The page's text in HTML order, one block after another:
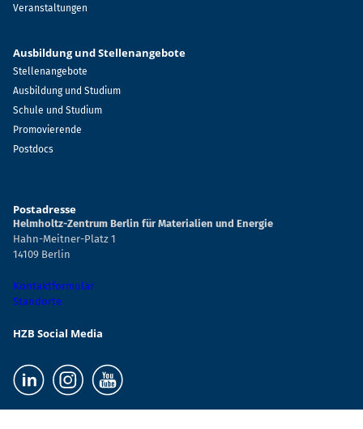
Veranstaltungen
Ausbildung und Stellenangebote
Stellenangebote
Ausbildung und Studium
Schule und Studium
Promovierende
Postdocs
Postadresse
Helmholtz-Zentrum Berlin für Materialien und Energie
Hahn-Meitner-Platz 1
14109 Berlin
Kontaktformular
Standorte
HZB Social Media